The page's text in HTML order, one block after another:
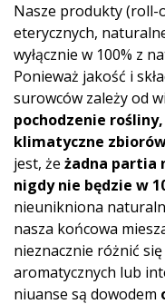
Nasze produkty (roll-
eterycznych,
wyłącznie w 100% z
Ponieważ jakość i
surowców zależy od
pochodzenie
klimatyczne
jest, że żadna partia
nigdy nie będzie w
nieunikniona
nasza końcowa
nieznacznie różnić
aromatycznych lub
niuanse są dowodem